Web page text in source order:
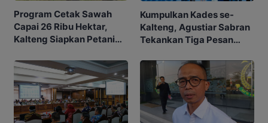
Program Cetak Sawah
Capai 26 Ribu Hektar,
Kalteng Siapkan Petani
Kumpulkan Kades se-
Kalteng, Agustiar Sabran
Tekankan Tiga Pesan